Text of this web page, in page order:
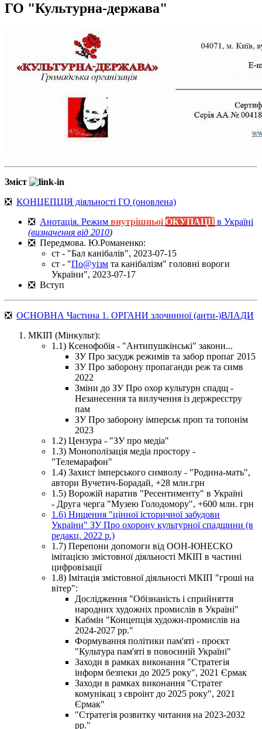
ГО "Культурна-держава"
Зміст
❎ КОНЦЕПЦІЯ діяльності ГО (оновлена)
❎ Анотація. Режим внутрішньої ОКУПАЦІЇ в Україні
(визначення від 2010)
❎ Передмова. Ю.Романенко:
ст - "Бал канібалів", 2023-07-15
ст - "По@уізм та канібалізм" головні вороги
України", 2023-07-17
❎ Вступ
❎ ОСНОВНА Частина 1. ОРГАНИ злочинної (анти-)ВЛАДИ
МКІП (Мінкульт):
1.1) Ксенофобія - "Антипушкінські" закони...
ЗУ Про засудж режимів та забор пропаг 2015
ЗУ Про заборону пропаганди реж та симв
2022
Зміни до ЗУ Про охор культурн спадщ -
Незанесення та вилучення із держреєстру
пам
ЗУ Про заборону імперськ проп та топонім
2023
1.2) Цензура - "ЗУ про медіа"
1.3) Монополізація медіа простору -
"Телемарафон"
1.4) Захист імперського символу - "Родина-мать",
автори Вучетич-Борадай, +28 млн.грн
1.5) Ворожій наратив "Ресентименту" в Україні
- Друга черга "Музею Голодомору", +600 млн. грн
1.6) Нищення "цінної історичної забудови
України" ЗУ Про охорону культурної спадщини (в
редакц. 2022 р.)
1.7) Перепони допомоги від ООН-ЮНЕСКО
імітацією змістовної діяльності МКІП в частині
цифровізації
1.8) Імітація змістовної діяльності МКІП "гроші на
вітер":
Дослідження "Обізнаність і сприйняття
народних художніх промислів в Україні"
Кабмін "Концепція художн-промислів на
2024-2027 рр."
Формування політики пам'яті - проєкт
"Культура пам'яті в повоєнній Україні"
Заходи в рамках виконання "Стратегія
інформ безпеки до 2025 року", 2021 Єрмак
Заходи в рамках виконання "Стратег
комунікац з євроінт до 2025 року", 2021
Єрмак"
"Стратегія розвитку читання на 2023-2032
рр."